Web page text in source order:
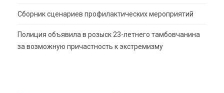
Сборник сценариев профилактических мероприятий
Полиция объявила в розыск 23-летнего тамбовчанина
за возможную причастность к экстремизму